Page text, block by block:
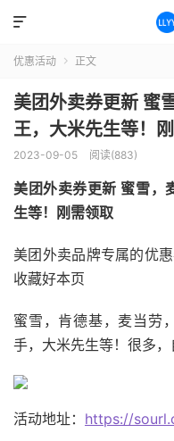

优惠活动  正文
美团外卖券更新 蜜
王，大米先生等！
2023-09-05 阅读(883)
美团外卖券更新 蜜雪，
生等！刚需领取
美团外卖品牌专属的优
收藏好本页
蜜雪，肯德基，麦当劳
手，大米先生等！很多
活动地址： https://